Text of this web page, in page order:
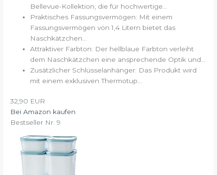
Bellevue-Kollektion, die für hochwertige...
Praktisches Fassungsvermögen: Mit einem
Fassungsvermögen von 1,4 Litern bietet das
Naschkätzchen...
Attraktiver Farbton: Der hellblaue Farbton verleiht
dem Naschkätzchen eine ansprechende Optik und...
Zusätzlicher Schlüsselanhänger: Das Produkt wird
mit einem exklusiven Thermotup...
32,90 EUR
Bei Amazon kaufen
Bestseller Nr. 9